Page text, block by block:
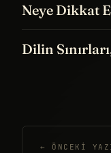
Neye Dikkat
Dilin
← ÖNCEKI